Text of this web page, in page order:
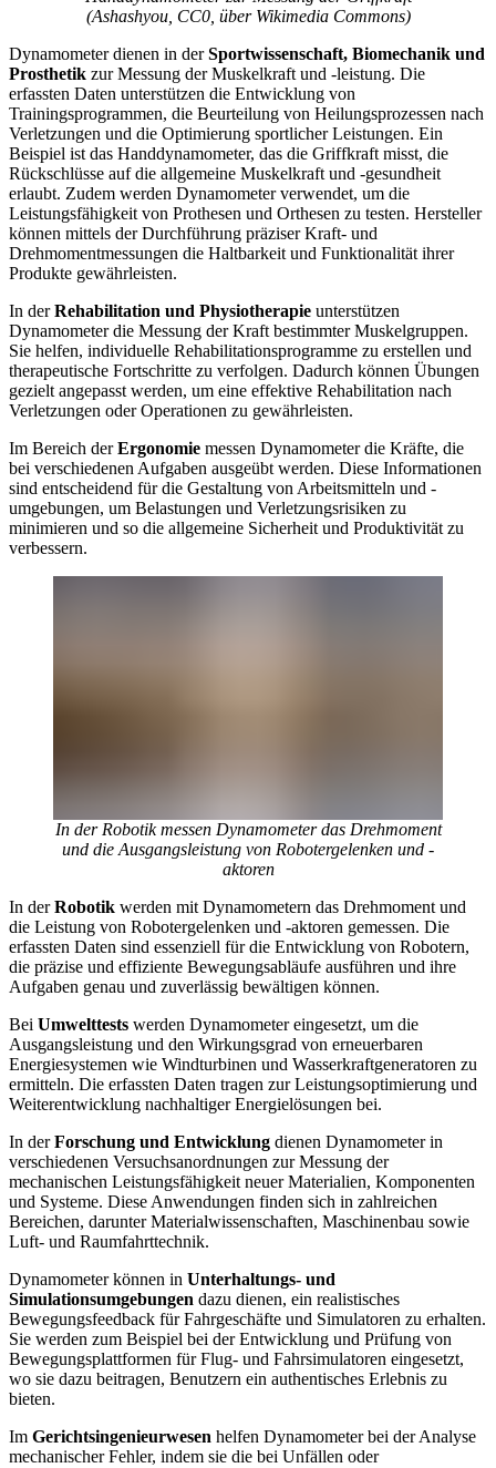
(Ashashyou, CC0, über Wikimedia Commons)
Dynamometer dienen in derSportwissenschaft, Biomechanik und
Prosthetik zur Messung der Muskelkraft und -leistung. Die
erfassten Daten unterstützen die Entwicklung von
Trainingsprogrammen, die Beurteilung von Heilungsprozessen nach
Verletzungen und die Optimierung sportlicher Leistungen. Ein
Beispiel ist das Handdynamometer, das die Griffkraft misst, die
Rückschlüsse auf die allgemeine Muskelkraft und -gesundheit
erlaubt. Zudem werden Dynamometer verwendet, um die
Leistungsfähigkeit von Prothesen und Orthesen zu testen. Hersteller
können mittels der Durchführung präziser Kraft- und
Drehmomentmessungen die Haltbarkeit und Funktionalität ihrer
Produkte gewährleisten.
In derRehabilitation und Physiotherapie unterstützen
Dynamometer die Messung der Kraft bestimmter Muskelgruppen.
Sie helfen, individuelle Rehabilitationsprogramme zu erstellen und
therapeutische Fortschritte zu verfolgen. Dadurch können Übungen
gezielt angepasst werden, um eine effektive Rehabilitation nach
Verletzungen oder Operationen zu gewährleisten.
Im Bereich derErgonomie messen Dynamometer die Kräfte, die
bei verschiedenen Aufgaben ausgeübt werden. Diese Informationen
sind entscheidend für die Gestaltung von Arbeitsmitteln und -
umgebungen, um Belastungen und Verletzungsrisiken zu
minimieren und so die allgemeine Sicherheit und Produktivität zu
verbessern.
In der Robotik messen Dynamometer das Drehmoment
und die Ausgangsleistung von Robotergelenken und -
aktoren
In derRobotik werden mit Dynamometern das Drehmoment und
die Leistung von Robotergelenken und -aktoren gemessen. Die
erfassten Daten sind essenziell für die Entwicklung von Robotern,
die präzise und effiziente Bewegungsabläufe ausführen und ihre
Aufgaben genau und zuverlässig bewältigen können.
Bei Umwelttests werden Dynamometer eingesetzt, um die
Ausgangsleistung und den Wirkungsgrad von erneuerbaren
Energiesystemen wie Windturbinen und Wasserkraftgeneratoren zu
ermitteln. Die erfassten Daten tragen zur Leistungsoptimierung und
Weiterentwicklung nachhaltiger Energielösungen bei.
In derForschung und Entwicklung dienen Dynamometer in
verschiedenen Versuchsanordnungen zur Messung der
mechanischen Leistungsfähigkeit neuer Materialien, Komponenten
und Systeme. Diese Anwendungen finden sich in zahlreichen
Bereichen, darunter Materialwissenschaften, Maschinenbau sowie
Luft- und Raumfahrttechnik.
Dynamometer können in Unterhaltungs- und
Simulationsumgebungen dazu dienen, ein realistisches
Bewegungsfeedback für Fahrgeschäfte und Simulatoren zu erhalten.
Sie werden zum Beispiel bei der Entwicklung und Prüfung von
Bewegungsplattformen für Flug- und Fahrsimulatoren eingesetzt,
wo sie dazu beitragen, Benutzern ein authentisches Erlebnis zu
bieten.
Im Gerichtsingenieurwesen helfen Dynamometer bei der Analyse
mechanischer Fehler, indem sie die bei Unfällen oder